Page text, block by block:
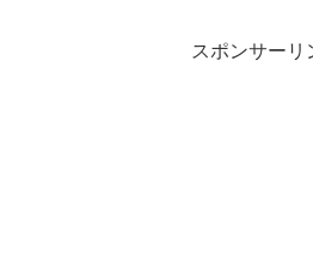
スポンサーリ